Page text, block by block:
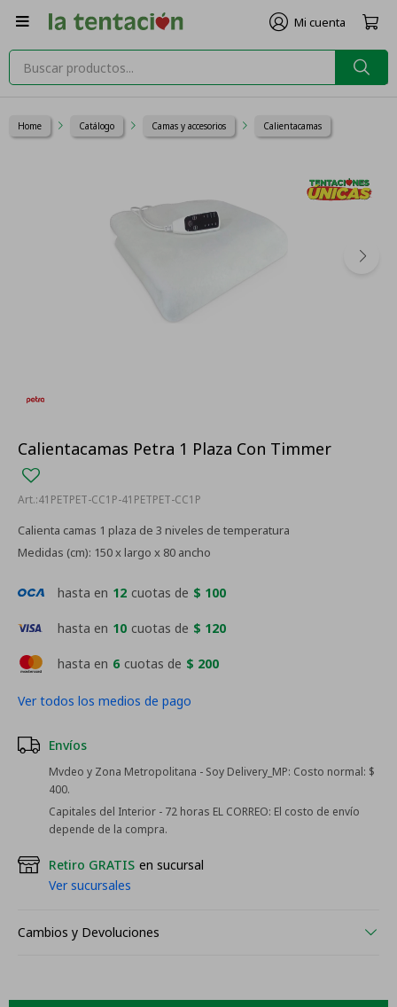

Home Catálogo Camas y accesorios Calientacamas
Calientacamas Petra 1 Plaza Con Timmer
41PETPET-CC1P-41PETPET-CC1P
Calienta camas 1 plaza de 3 niveles de temperatura
Medidas (cm): 150 x largo x 80 ancho
hasta en 6 cuotas de $ 200
hasta en 12 cuotas de $ 100
hasta en 10 cuotas de $ 120
Ver todos los medios de pago
Envíos
Mvdeo y Zona Metropolitana - Soy Delivery_MP: Costo normal: $
400.
Capitales del Interior - 72 horas EL CORREO: El costo de envío
depende de la compra.
Retiro GRATIS en sucursal
Ver sucursales
Cambios y Devoluciones